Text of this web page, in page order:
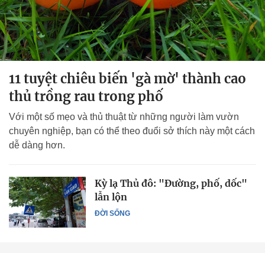
11 tuyệt chiêu biến 'gà mờ' thành cao
thủ trồng rau trong phố
Với một số mẹo và thủ thuật từ những người làm vườn
chuyên nghiệp, bạn có thể theo đuổi sở thích này một cách
dễ dàng hơn.
ĐỜI SỐNG
Kỳ lạ Thủ đô: "Đường, phố, dốc"
lẫn lộn